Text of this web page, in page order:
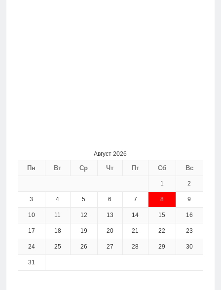
Август 2026
Пн Вт Ср Чт Пт Сб Вс
1 2
3 4 5 6 7 8 9
10 11 12 13 14 15 16
17 18 19 20 21 22 23
24 25 26 27 28 29 30
31